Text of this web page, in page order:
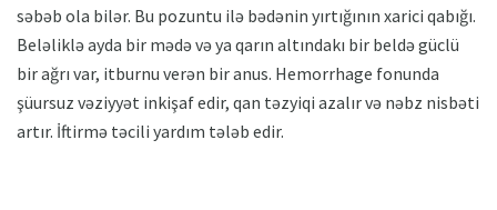
səbəb ola bilər. Bu pozuntu ilə bədənin yırtığının xarici qabığı.
Beləliklə ayda bir mədə və ya qarın altındakı bir beldə güclü
bir ağrı var, itburnu verən bir anus. Hemorrhage fonunda
şüursuz vəziyyət inkişaf edir, qan təzyiqi azalır və nəbz nisbəti
artır. İftirmə təcili yardım tələb edir.